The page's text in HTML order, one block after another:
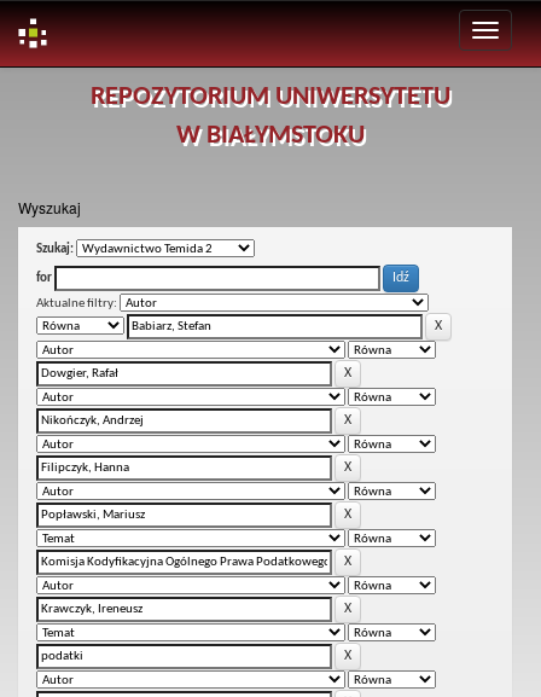
REPOZYTORIUM UNIWERSYTETU
W BIAŁYMSTOKU
Wyszukaj
Szukaj:
for
Aktualne filtry: